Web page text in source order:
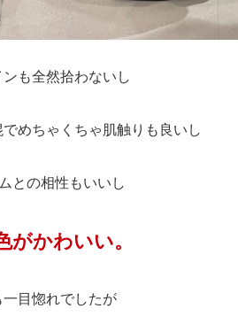
も全然拾わないし
でめちゃくちゃ肌触りも良いし
との相性もいいし
がかわいい。
目惚れでしたが